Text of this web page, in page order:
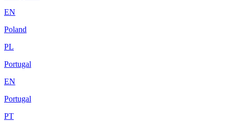
EN
Poland
PL
Portugal
EN
Portugal
PT